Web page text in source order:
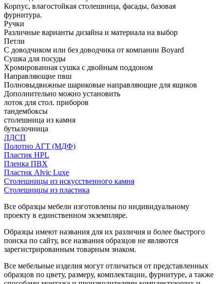
Корпус, влагостойкая столешница, фасады, базовая
фурнитура.
Ручки
Различные варианты дизайна и материала на выбор
Петли
С доводчиком или без доводчика от компании Boyard
Сушка для посуды
Хромированная сушка с двойным поддоном
Направляющие пвш
Полновыдвижные шариковые направляющие для ящиков
Дополнительно можно установить
лоток для стол. приборов
тандембоксы
столешница из камня
бутылочница
ЛДСП
Полотно АГТ (МДФ)
Пластик HPL
Пленка ПВХ
Пластик Alvic Luxe
Столешницы из искусственного камня
Столешницы из пластика
Все образцы мебели изготовлены по индивидуальному
проекту в единственном экземпляре.
Образцы имеют названия для их различия и более быстрого
поиска по сайту, все названия образцов не являются
зарегистрированным товарным знаком.
Все мебельные изделия могут отличаться от представленных
образцов по цвету, размеру, комплектации, фурнитуре, а также